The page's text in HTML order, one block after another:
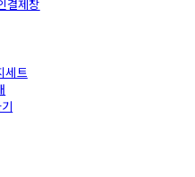
결제창
세트